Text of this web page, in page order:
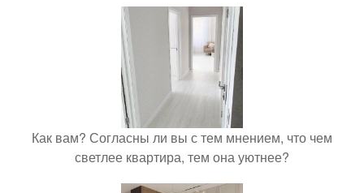
Как вам? Согласны ли вы с тем мнением, что чем
светлее квартира, тем она уютнее?